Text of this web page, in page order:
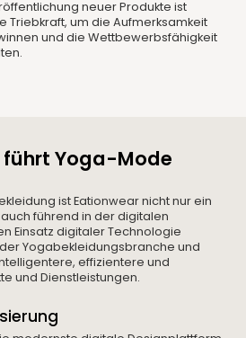
neuer Produkte ist
Triebkraft, um die Aufmerksamkeit
und die Wettbewerbsfähigkeit
Yoga-Mode
ist Eationwear nicht nur ein
führend in der digitalen
Einsatz digitaler Technologie
Yogabekleidungsbranche und
effizientere und
und Dienstleistungen.